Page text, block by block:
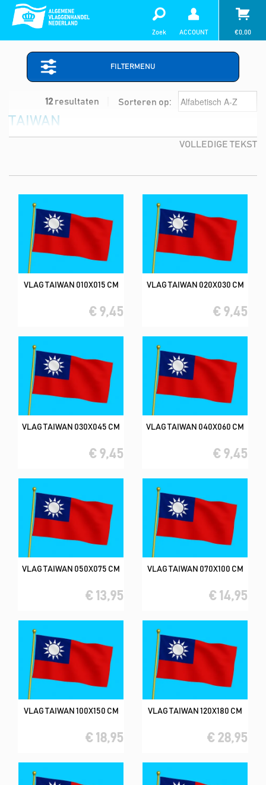
Zoek ACCOUNT €0,00
FILTERMENU
12 resultaten Sorteren op:
TAIWAN
VOLLEDIGE TEKST
VLAG TAIWAN 010X015 CM
€ 9,45
VLAG TAIWAN 020X030 CM
€ 9,45
VLAG TAIWAN 030X045 CM
€ 9,45
VLAG TAIWAN 040X060 CM
€ 9,45
VLAG TAIWAN 050X075 CM
€ 13,95
VLAG TAIWAN 070X100 CM
€ 14,95
VLAG TAIWAN 100X150 CM
€ 18,95
VLAG TAIWAN 120X180 CM
€ 28,95